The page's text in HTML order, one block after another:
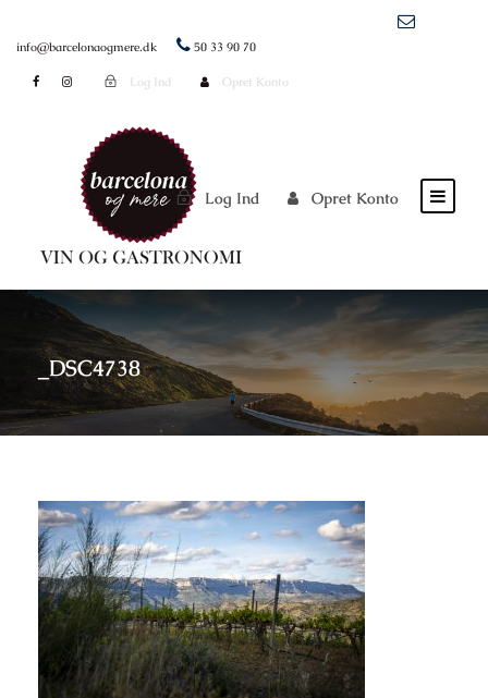
info@barcelonaogmere.dk 50 33 90 70
Log Ind Opret Konto
Log Ind Opret Konto
_DSC4738